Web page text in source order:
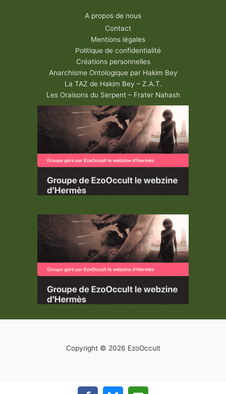
A propos de nous
Contact
Mentions légales
Politique de confidentialité
Créations personnelles
Anarchisme Ontologique par Hakim Bey
La TAZ de Hakim Bey – Z.A.T.
Les Oraisons du Serpent – Frater Nahash
Copyright © 2026 EzoOccult